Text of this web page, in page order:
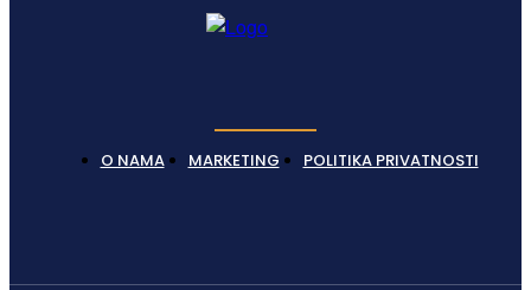
O NAMA MARKETING POLITIKA PRIVATNOSTI